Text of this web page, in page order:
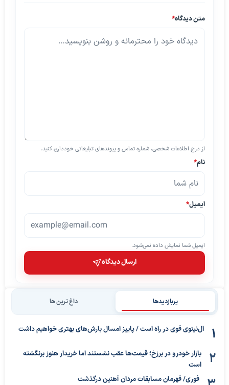
متن دیدگاه*
از درج اطلاعات شخصی، شماره تماس و پیوندهای تبلیغاتی خودداری کنید.
نام*
ایمیل*
ایمیل شما نمایش داده نمی‌شود.
ارسال دیدگاه
پربازدیدها داغ ترین ها
ال‌نینوی قوی در راه است / پاییز امسال بارش‌های بهتری خواهیم داشت
بازار خودرو در برزخ؛ قیمت‌ها عقب نشستند اما خریدار هنوز برنگشته
است
فوری/ قهرمان مسابقات مردان آهنین درگذشت